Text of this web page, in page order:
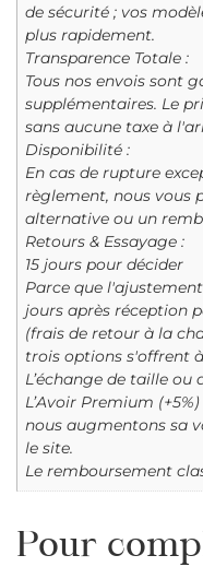
de sécurité ; vos
plus rapidement.
Transparence Totale :
Tous nos envois sont
supplémentaires. Le
sans aucune taxe à
Disponibilité :
En cas de rupture
règlement, nous vous
alternative ou un
Retours & Essayage :
15 jours pour décider
Parce que
jours après réception
(frais de retour à la
trois options s'offrent
L’échange de taille ou
L’Avoir Premium
nous augmentons sa
le site.
Le remboursement
Pour